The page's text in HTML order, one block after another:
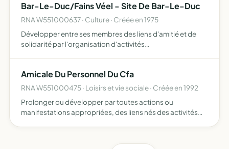
Bar-Le-Duc/Fains Véel - Site De Bar-Le-Duc
RNA W551000637 · Culture · Créée en 1975
Développer entre ses membres des liens d'amitié et de
solidarité par l'organisation d'activités
manifestation d'e…
Amicale Du Personnel Du Cfa
RNA W551000475 · Loisirs et vie sociale · Créée en 1992
Prolonger ou développer par toutes actions ou
manifestations appropriées, des liens nés des activités